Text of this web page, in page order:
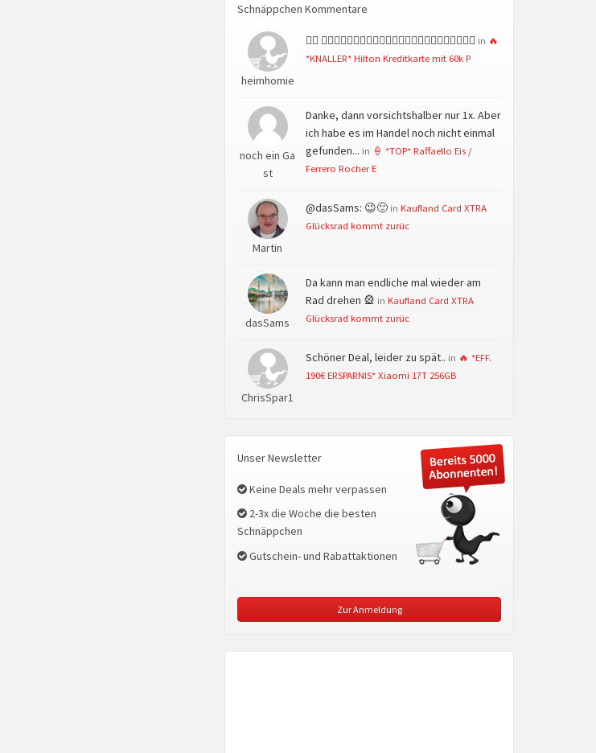
Schnäppchen Kommentare
heimhomie
👍🏻 👍🏻👍🏻👍🏻👍🏻👍🏻👍🏻👍🏻👍🏻👍🏻👍🏻👍🏻👍🏻 in 🔥
*KNALLER* Hilton Kreditkarte mit 60k P
noch ein Ga
st
Danke, dann vorsichtshalber nur 1x. Aber
ich habe es im Handel noch nicht einmal
gefunden... in 🍦 *TOP* Raffaello Eis /
Ferrero Rocher E
Martin
@dasSams: 😉🙂 in Kaufland Card XTRA
Glücksrad kommt zurüc
dasSams
Da kann man endliche mal wieder am
Rad drehen 🎡 in Kaufland Card XTRA
Glücksrad kommt zurüc
ChrisSpar1
Schöner Deal, leider zu spät.. in 🔥 *EFF.
190€ ERSPARNIS* Xiaomi 17T 256GB
Unser Newsletter
Keine Deals mehr verpassen
2-3x die Woche die besten
Schnäppchen
Gutschein- und Rabattaktionen
Zur Anmeldung